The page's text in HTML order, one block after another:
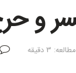
و
3 دقیقه